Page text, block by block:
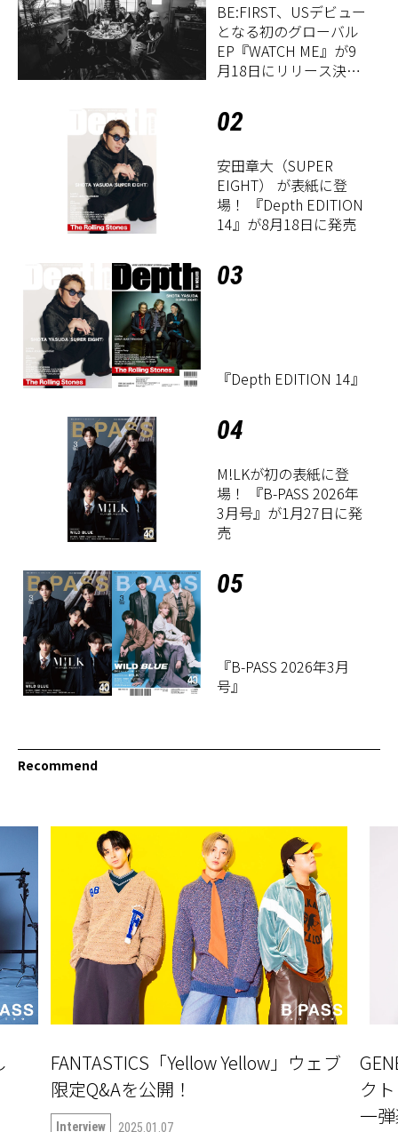
BE:FIRST、USデビュー
となる初のグローバル
EP『WATCH ME』が9
月18日にリリース決
02
安田章大（SUPER
EIGHT） が表紙に登
場！ 『Depth EDITION
14』が8月18日に発売
03
『Depth EDITION 14』
04
M!LKが初の表紙に登
場！ 『B-PASS 2026年
3月号』が1月27日に発
売
05
『B-PASS 2026年3月
号』
Recommend
FANTASTICS「Yellow Yellow」ウェブ
限定Q&Aを公開！
Interview 2025.01.07
ク
一